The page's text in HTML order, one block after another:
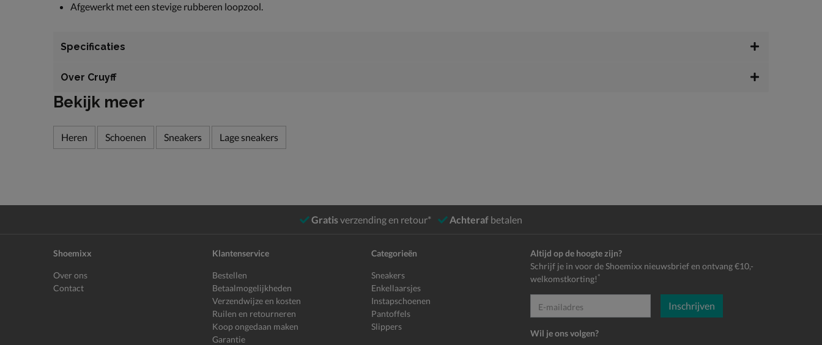
Afgewerkt met een stevige rubberen loopzool.
Specificaties
Over Cruyff
Bekijk meer
Heren Schoenen Sneakers Lage sneakers
Gratisverzending en retour* Achteraf betalen
Shoemixx
Over ons
Contact
Klantenservice
Bestellen
Betaalmogelijkheden
Verzendwijze en kosten
Ruilen en retourneren
Koop ongedaan maken
Garantie
Categorieën
Sneakers
Enkellaarsjes
Instapschoenen
Pantoffels
Slippers
Altijd op de hoogte zijn?
Schrijf je in voor de Shoemixx nieuwsbrief en ontvang €10,-
welkomstkorting! *
E-mailadres Inschrijven
Wil je ons volgen?